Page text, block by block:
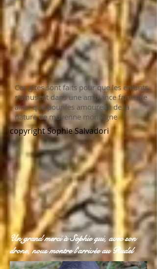
Ces gîtes sont faits pour que les enfants
s'amusent dans une ambiance familiale
ainsi que pour les amoureux de la
nature de moyenne montagne
copyright Sophie Salvadori
Un grand merci à Sophie qui, avec son
drone, nous montre l'arrivée au Rudel